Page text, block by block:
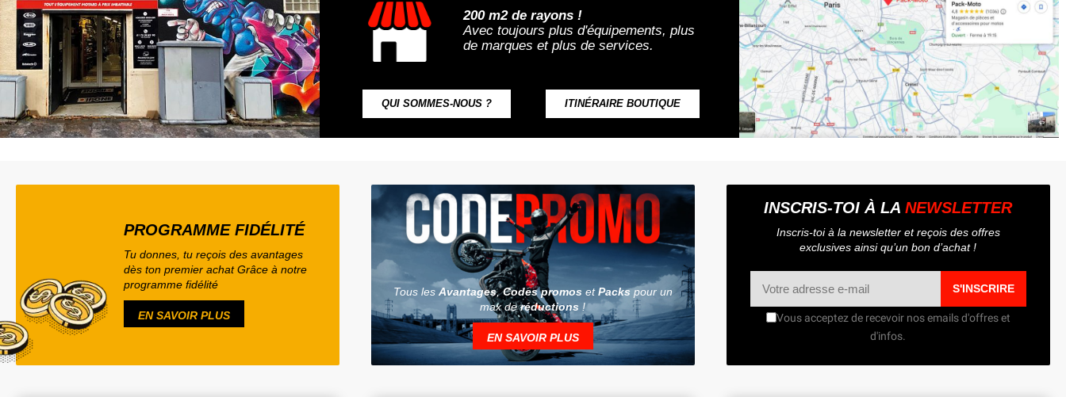
200 m2 de rayons !
Avec toujours plus d'équipements, plus
de marques et plus de services.
QUI SOMMES-NOUS ? ITINÉRAIRE BOUTIQUE
PROGRAMME FIDÉLITÉ
Tu donnes, tu reçois des avantages
dès ton premier achat Grâce à notre
programme fidélité
EN SAVOIR PLUS
Tous les Avantages,Codes promosetPackspour un
max deréductions !
EN SAVOIR PLUS
INSCRIS-TOI À LANEWSLETTER
Inscris-toi à la newsletter et reçois des offres
exclusives ainsi qu’un bon d’achat !
S'INSCRIRE
Vous acceptez de recevoir nos emails d'offres et
d'infos.